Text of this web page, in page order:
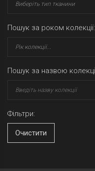
Виберіть тип тканини
Пошук за роком колекції:
Рік колекції...
Пошук за назвою
Фільтри:
Очистити